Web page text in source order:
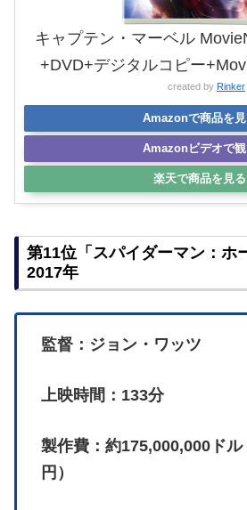
キャプテン・マーベル
+DVD+デジタルコピー
created by Rinker
Amazonで商品を
Amazonビデオで
楽天で商品を見る
第11位「スパイダーマン：ホ
2017年
監督：ジョン・ワッツ
上映時間：133分
製作費：約175,000,000ド
円）